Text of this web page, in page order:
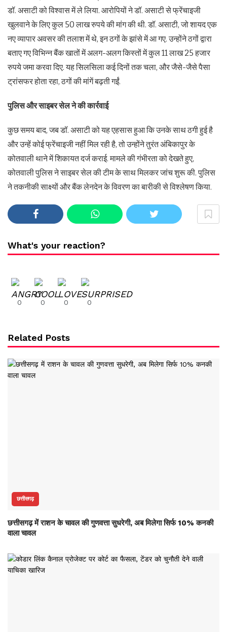
डॉ. असाटी को विश्वास में ले लिया. आरोपियों ने डॉ. असाटी से फ्रेंचाइजी
खुलवाने के लिए कुल 50 लाख रुपये की मांग की थी. डॉ. असाटी, जो शायद एक
नए व्यापार अवसर की तलाश में थे, इन ठगों के झांसे में आ गए. उन्होंने ठगों द्वारा
बताए गए विभिन्न बैंक खातों में अलग-अलग किस्तों में कुल 11 लाख 25 हजार
रुपये जमा करवा दिए. यह सिलसिला कई दिनों तक चला, और जैसे-जैसे पैसा
ट्रांसफर होता रहा, ठगों की मांगें बढ़ती गईं.
पुलिस और साइबर सेल ने की कार्रवाई
कुछ समय बाद, जब डॉ. असाटी को यह एहसास हुआ कि उनके साथ ठगी हुई है
और उन्हें कोई फ्रेंचाइजी नहीं मिल रही है, तो उन्होंने तुरंत अंबिकापुर के
कोतवाली थाने में शिकायत दर्ज कराई. मामले की गंभीरता को देखते हुए,
कोतवाली पुलिस ने साइबर सेल की टीम के साथ मिलकर जांच शुरू की. पुलिस
ने तकनीकी साक्ष्यों और बैंक लेनदेन के विवरण का बारीकी से विश्लेषण किया.
What's your reaction?
0 0 0 0
Related Posts
छत्तीसगढ़
छत्तीसगढ़ में राशन के चावल की गुणवत्ता सुधरेगी, अब मिलेगा सिर्फ 10% कनकी
वाला चावल